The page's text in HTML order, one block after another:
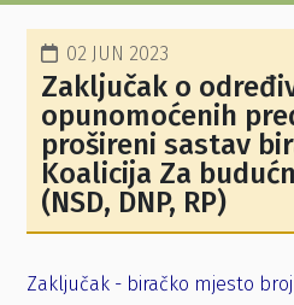
02 JUN 2023
Zaključak o
opunomoćenih
prošireni sastav
Koalicija Za
(NSD, DNP, RP)
Zaključak - biračko mjesto broj